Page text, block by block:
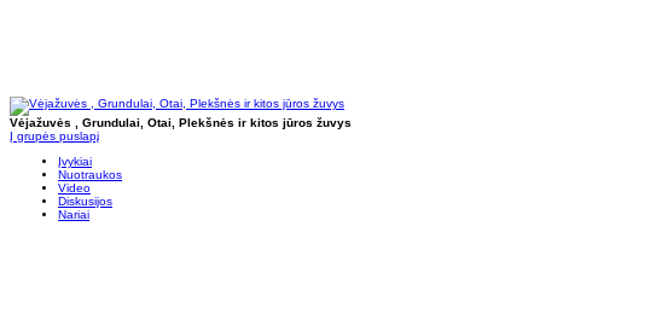
Vėjažuvės , Grundulai, Otai, Plekšnės ir kitos jūros žuvys
Į grupės puslapį
Įvykiai
Nuotraukos
Video
Diskusijos
Nariai